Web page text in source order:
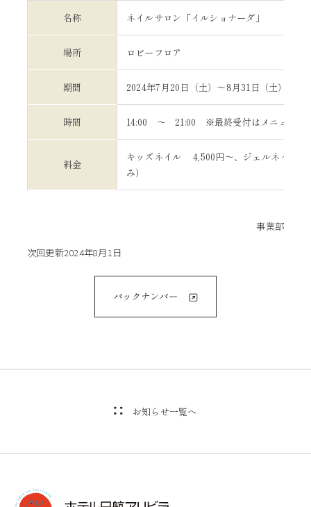
名称 ネイルサロン「イルショナーダ」
場所 ロビーフロア
期間 2024年7月20日（土）～8月31日（土）
時間 14:00 ～ 21:00 ※最終受付はメニューに
料金
キッズネイル 4,500円～、ジェルネイル
み）
事業部
次回更新2024年8月1日
バックナンバー
お知らせ一覧へ